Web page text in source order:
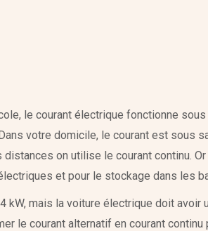
le courant électrique fonctionne
votre domicile, le courant est sous
on utilise le courant continu. Or
et pour le stockage dans les
kW, mais la voiture électrique doit avoir
le courant alternatif en courant continu